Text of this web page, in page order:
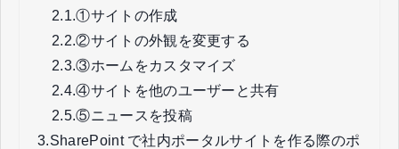
2.1.①サイトの作成
2.2.②サイトの外観を変更する
2.3.③ホームをカスタマイズ
2.4.④サイトを他のユーザーと共有
2.5.⑤ニュースを投稿
3.SharePoint で社内ポータルサイトを作る際のポ